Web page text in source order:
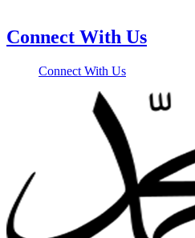
Connect With Us
Connect With Us